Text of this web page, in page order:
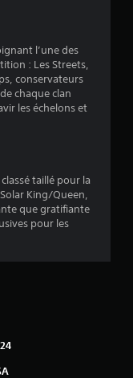
l’une des
: Les Streets,
conservateurs
chaque clan
les échelons et
taillé pour la
King/Queen,
que gratifiante
pour les